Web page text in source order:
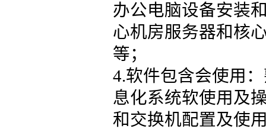
办公电脑设备安装
心机房服务器和核
等；
4.软件包含会使用
息化系统软使用及
和交换机配置及使